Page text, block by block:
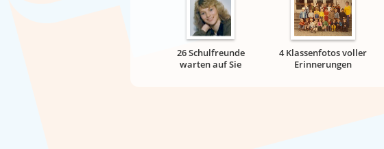
26 Schulfreunde
warten auf Sie
4 Klassenfotos voller
Erinnerungen